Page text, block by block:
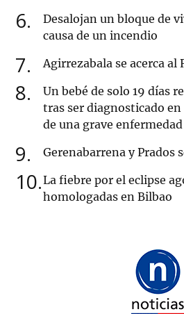
6
Desalojan un bloque de
causa de un incendio
7 Agirrezabala se acerca al
8
Un bebé de solo 19 días
tras ser diagnosticado
de una grave enfermedad
9 Gerenabarrena y Prados
10 La fiebre por el eclipse
homologadas en Bilbao